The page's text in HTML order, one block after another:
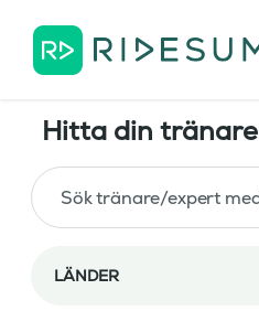
Hitta din tränare
LÄNDER